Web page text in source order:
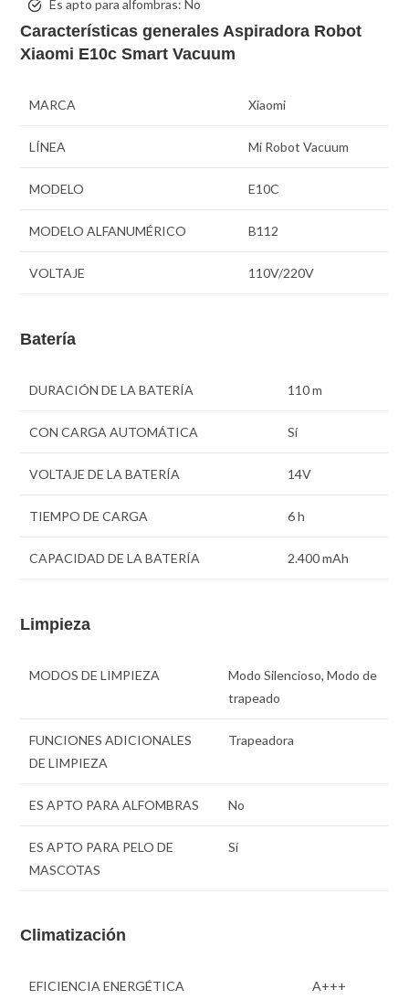
Es apto para alfombras: No
Características generales Aspiradora Robot
Xiaomi E10c Smart Vacuum
MARCA Xiaomi
LÍNEA Mi Robot Vacuum
MODELO E10C
MODELO ALFANUMÉRICO B112
VOLTAJE 110V/220V
Batería
DURACIÓN DE LA BATERÍA 110 m
CON CARGA AUTOMÁTICA Sí
VOLTAJE DE LA BATERÍA 14V
TIEMPO DE CARGA 6 h
CAPACIDAD DE LA BATERÍA 2.400 mAh
Limpieza
MODOS DE LIMPIEZA
Modo Silencioso, Modo de
trapeado
FUNCIONES ADICIONALES
DE LIMPIEZA
Trapeadora
ES APTO PARA ALFOMBRAS No
ES APTO PARA PELO DE
MASCOTAS
Sí
Climatización
EFICIENCIA ENERGÉTICA A+++